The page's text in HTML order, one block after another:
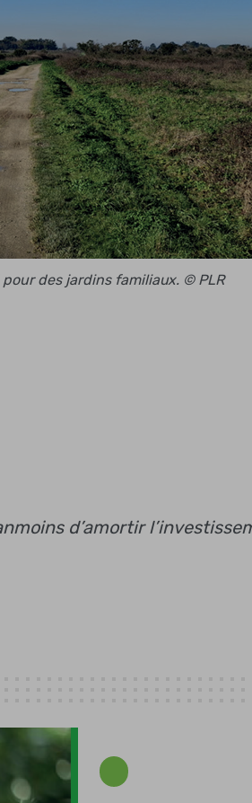
des jardins familiaux. © PLR
d’amortir